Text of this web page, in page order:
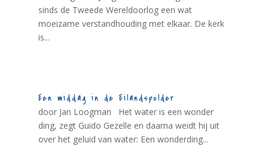
sinds de Tweede Wereldoorlog een wat
moeizame verstandhouding met elkaar. De kerk
is...
Een middag in de Eilandspolder
door Jan Loogman Het water is een wonder
ding, zegt Guido Gezelle en daarna weidt hij uit
over het geluid van water: Een wonderding...